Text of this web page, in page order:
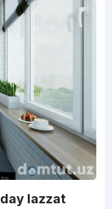
lazzat